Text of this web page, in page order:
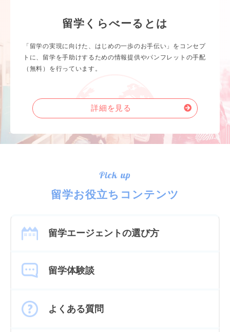
留学くらべーるとは
「留学の実現に向けた、はじめの一歩のお手伝い」をコンセプ
トに、留学を手助けするための情報提供やパンフレットの手配
（無料）を行っています。
詳細を見る
Pick up
留学お役立ちコンテンツ
留学エージェントの選び方
留学体験談
よくある質問